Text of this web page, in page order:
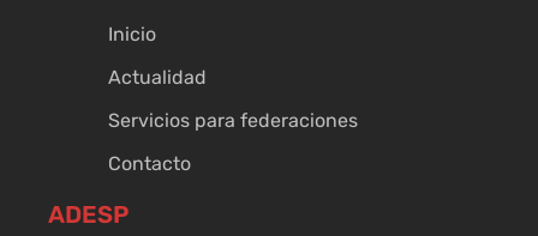
Inicio
Actualidad
Servicios para federaciones
Contacto
ADESP